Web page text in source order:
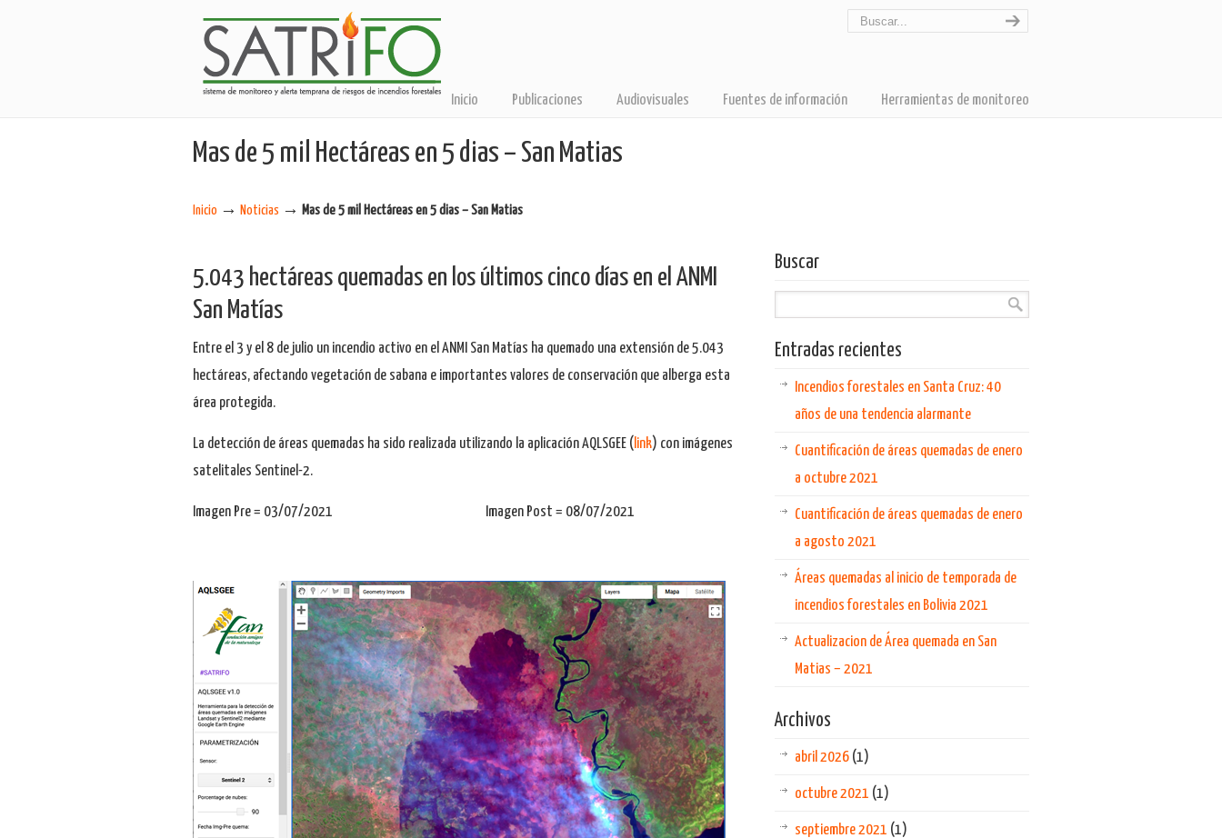
Inicio Publicaciones Audiovisuales Fuentes de información Herramientas de monitoreo
Mas de 5 mil Hectáreas en 5 dias – San Matias
Inicio → Noticias → Mas de 5 mil Hectáreas en 5 dias – San Matias
5.043 hectáreas quemadas en los últimos cinco días en el ANMI
San Matías
Entre el 3 y el 8 de julio un incendio activo en el ANMI San Matías ha quemado una extensión de 5.043
hectáreas, afectando vegetación de sabana e importantes valores de conservación que alberga esta
área protegida.
La detección de áreas quemadas ha sido realizada utilizando la aplicación AQLSGEE ( link) con imágenes
satelitales Sentinel-2.
Imagen Pre = 03/07/2021 Imagen Post = 08/07/2021
Buscar
Entradas recientes
Incendios forestales en Santa Cruz: 40
años de una tendencia alarmante
Cuantificación de áreas quemadas de enero
a octubre 2021
Cuantificación de áreas quemadas de enero
a agosto 2021
Áreas quemadas al inicio de temporada de
incendios forestales en Bolivia 2021
Actualizacion de Área quemada en San
Matias – 2021
Archivos
abril 2026 (1)
octubre 2021 (1)
septiembre 2021 (1)